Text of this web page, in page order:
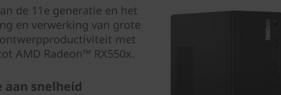
de 11e generatie en het
en verwerking van grote
met
AMD Radeon™ RX550x.
aan snelheid